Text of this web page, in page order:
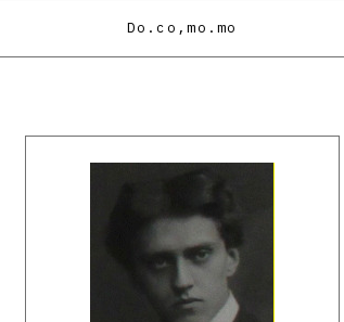
Do.co,mo.mo